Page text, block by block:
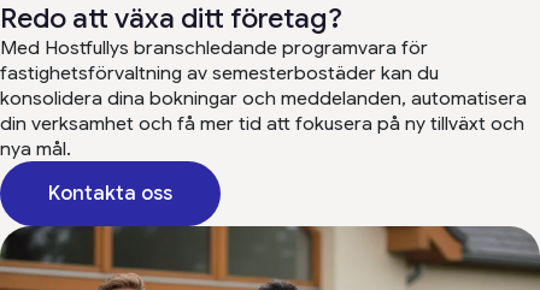
Redo att växa ditt företag?
Med Hostfullys branschledande programvara för
fastighetsförvaltning av semesterbostäder kan du
konsolidera dina bokningar och meddelanden, automatisera
din verksamhet och få mer tid att fokusera på ny tillväxt och
nya mål.
Kontakta oss